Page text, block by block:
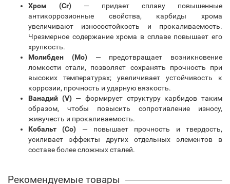
Хром (Cr) — придает сплаву повышенные
антикоррозионные свойства, карбиды хрома
увеличивают износостойкость и прокаливаемость.
Чрезмерное содержание хрома в сплаве повышает его
хрупкость.
Молибден (Mo)— предотвращает возникновение
ломкости стали, позволяет сохранять прочность при
высоких температурах; увеличивает устойчивость к
коррозии, прочность и ударную вязкость.
Ванадий (V)— формирует структуру карбидов таким
образом, чтобы повысить сопротивление износу,
живучесть и прокаливаемость.
Кобальт (Co) — повышает прочность и твердость,
усиливает эффекты других отдельных элементов в
составе более сложных сталей.
Рекомендуемые товары